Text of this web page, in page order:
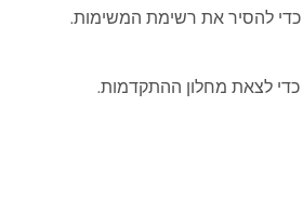
כדי להסיר את רשימת המשימות.
כדי לצאת מחלון ההתקדמות.